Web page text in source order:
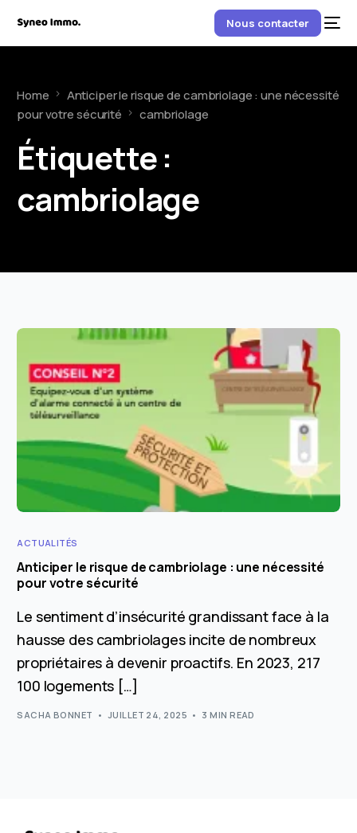
Nous contacter
Home
Anticiper le risque de cambriolage : une nécessité
pour votre sécurité
cambriolage
Étiquette :
cambriolage
ACTUALITÉS
Anticiper le risque de cambriolage : une nécessité
pour votre sécurité
Le sentiment d’insécurité grandissant face à la
hausse des cambriolages incite de nombreux
propriétaires à devenir proactifs. En 2023, 217
100 logements […]
SACHA BONNET JUILLET 24, 2025 3 MIN READ